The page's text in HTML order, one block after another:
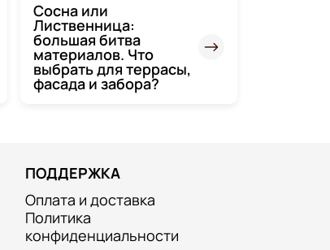
Сосна или
Лиственница:
большая битва
материалов. Что
выбрать для террасы,
фасада и забора?
ПОДДЕРЖКА
Оплата и доставка
Политика
конфиденциальности